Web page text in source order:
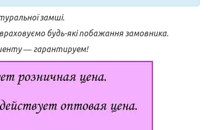
замші.
будь-які побажання замовника.
― гарантируем!